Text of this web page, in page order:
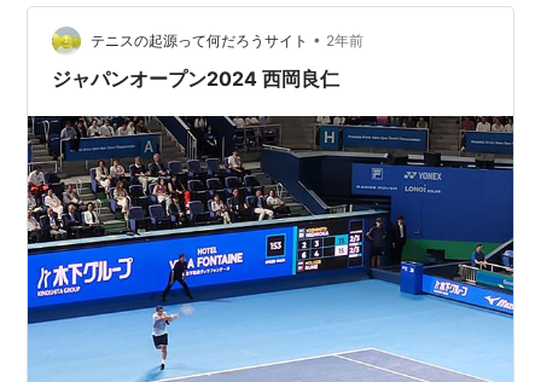
正陶器(Kaneshotouki) Amazon 檜山沙耶と西岡良仁が結
婚！二人をつないだ意外な共通点とは 最近、元気象キャ
スターの檜…
テニスの起源って何だろうサイト • 2年前
ジャパンオープン2024 西岡良仁